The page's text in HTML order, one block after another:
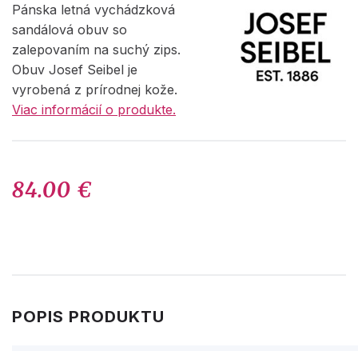
Pánska letná vychádzková
sandálová obuv so
zalepovaním na suchý zips.
Obuv Josef Seibel je
vyrobená z prírodnej kože.
Viac informácií o produkte.
84.00 €
POPIS PRODUKTU